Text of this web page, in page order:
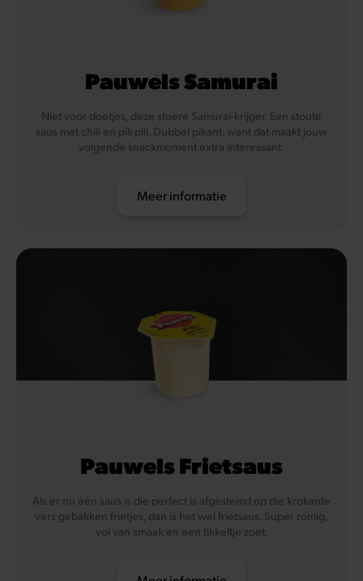
Pauwels Samurai
Niet voor doetjes, deze stoere Samurai-krijger. Een stoute
saus met chili en pili pili. Dubbel pikant, want dat maakt jouw
volgende snackmoment extra interessant.
Meer informatie
Pauwels Frietsaus
Als er nu één saus is die perfect is afgestemd op die krokante
vers gebakken frietjes, dan is het wel frietsaus. Super romig,
vol van smaak en een tikkeltje zoet.